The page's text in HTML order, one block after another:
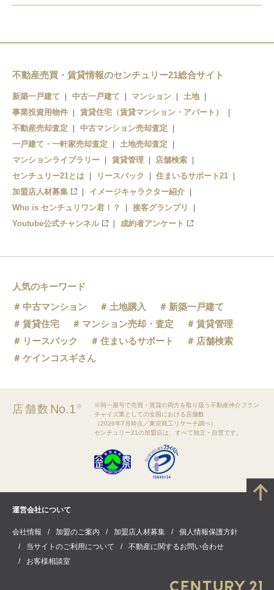
矢向
鹿島田
花月総持寺
不動産売買・賃貸情報のセンチュリー21総合サイト
新築一戸建て 中古一戸建て マンション
土地
事業投資用物件
賃貸住宅（賃貸マンション・アパート）
不動産売却査定
中古マンション売却査定
一戸建て・一軒家売却査定
土地売却査定
マンションライブラリー
賃貸管理
店舗検索
センチュリー21とは
リースバック
住まいるサポート21
加盟店人材募集
イメージキャラクター紹介
Who is センチュリワン君！？
接客グランプリ
Youtube公式チャンネル
成約者アンケート
人気のキーワード
中古マンション
土地購入
新築一戸建て
賃貸住宅
マンション売却・査定
賃貸管理
リースバック
住まいるサポート
店舗検索
ケインコスギさん
店舗数 No.1※
※同一屋号で売買・賃貸の両方を取り扱う不動産仲介フラン
チャイズ業としての全国における店舗数
（2026年7月時点／東京商工リサーチ調べ）
センチュリー21の加盟店は、すべて独立・自営です。
運営会社について
会社情報 加盟のご案内 加盟店人材募集
個人情報保護方針
当サイトのご利用について
不動産に関するお問い合わせ
お客様相談室